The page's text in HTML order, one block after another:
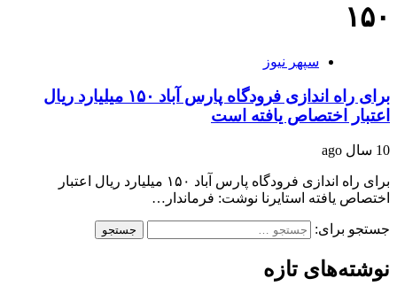
۱۵۰
سپهر نیوز
برای راه اندازی فرودگاه پارس آباد ۱۵۰ میلیارد ریال
اعتبار اختصاص یافته است
10 سال ago
برای راه اندازی فرودگاه پارس آباد ۱۵۰ میلیارد ریال اعتبار
اختصاص یافته استایرنا نوشت: فرماندار…
جستجو برای:
نوشته‌های تازه